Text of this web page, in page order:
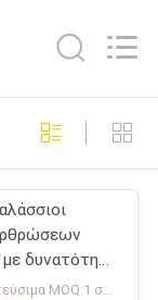
38
δυνατότητα
10m
Διαπραγματεύσιμα MOQ:1 σύνολο